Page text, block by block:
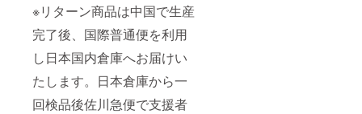
※リターン商品は中国で生産
完了後、国際普通便を利用
し日本国内倉庫へお届けい
たします。日本倉庫から一
回検品後佐川急便で支援者